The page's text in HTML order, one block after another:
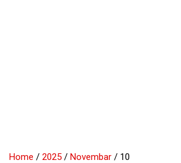
Home 2025 Novembar 10